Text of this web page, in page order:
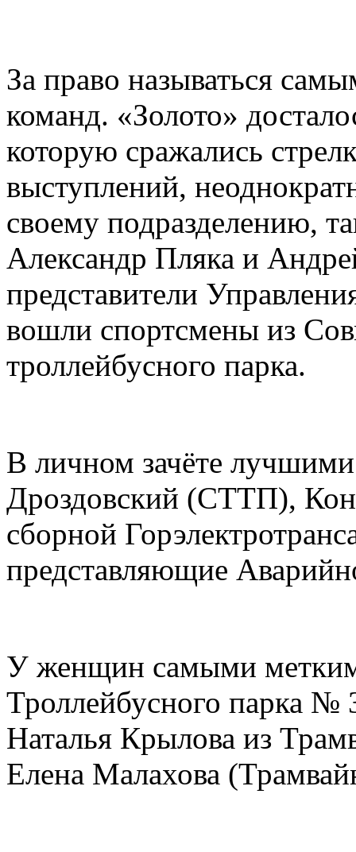
За право называться
команд. «Золото»
которую сражались
выступлений,
своему подразделению,
Александр Пляка и
представители
вошли спортсмены из
троллейбусного парка.
В личном зачёте
Дроздовский (СТТП),
сборной
представляющие
У женщин самыми
Троллейбусного парка №
Наталья Крылова из
Елена Малахова